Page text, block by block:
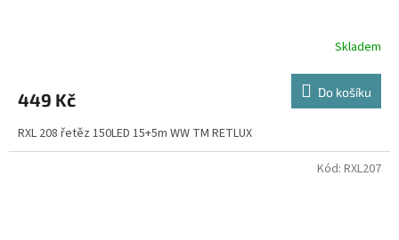
Skladem
449 Kč Do košíku
RXL 208 řetěz 150LED 15+5m WW TM RETLUX
Kód: RXL207